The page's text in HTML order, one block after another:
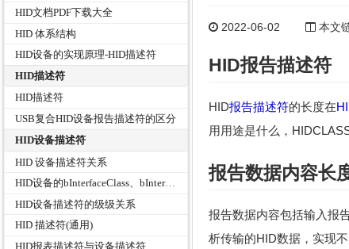
HID文档PDF下载大全
HID 体系结构
HID设备的实现原理-HID描述符
HID描述符
HID描述符
USB复合HID设备报告描述符的区分
HID设备描述符
HID 设备描述符关系
HID设备的bInterfaceClass、bInterfaceSubClass和bInterfaceProtocol
HID设备描述符的级级关系
HID 描述符(通用)
2022-06-02 本文
HID报告描述符
HID报告描述符的长度在
用用途是什么，
报告数据内容长
报告数据内容包括输入报
析传输的HID数据，实现